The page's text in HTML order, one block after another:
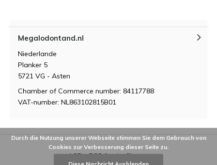
Megalodontand.nl
Niederlande
Planker 5
5721 VG - Asten
Chamber of Commerce number: 84117788
VAT-number: NL863102815B01
AGB RSS feed Sitemap
Durch die Nutzung unserer Webseite stimmen Sie dem Gebrauch von
Cookies zur Verbesserung dieser Seite zu.